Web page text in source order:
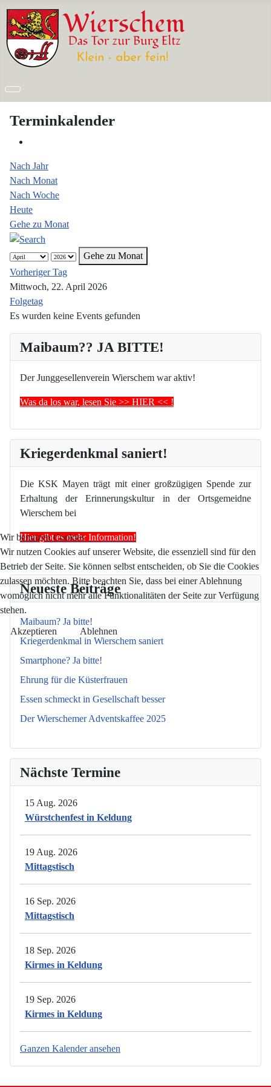
Maibaum?? JA BITTE!
Der Junggesellenverein Wierschem war aktiv!
Was da los war, lesen Sie >> HIER << !
Kriegerdenkmal saniert!
Die KSK Mayen trägt mit einer großzügigen Spende zur
Erhaltung der Erinnerungskultur in der Ortsgemeidne
Wierschem bei
Hier gibt es mehr Information!
Neueste Beiträge
Maibaum? Ja bitte!
Kriegerdenkmal in Wierschem saniert
Smartphone? Ja bitte!
Ehrung für die Küsterfrauen
Essen schmeckt in Gesellschaft besser
Der Wierschemer Adventskaffee 2025
Nächste Termine
15 Aug. 2026
Würstchenfest in Keldung
19 Aug. 2026
Mittagstisch
16 Sep. 2026
Mittagstisch
18 Sep. 2026
Kirmes in Keldung
19 Sep. 2026
Kirmes in Keldung
Ganzen Kalender ansehen
Terminkalender
Nach Jahr
Nach Monat
Nach Woche
Heute
Gehe zu Monat
Gehe zu Monat
Vorheriger Tag
Mittwoch, 22. April 2026
Folgetag
Es wurden keine Events gefunden
Wir benutzen Cookies
Wir nutzen Cookies auf unserer Website, die essenziell sind für den
Betrieb der Seite. Sie können selbst entscheiden, ob Sie die Cookies
zulassen möchten. Bitte beachten Sie, dass bei einer Ablehnung
womöglich nicht mehr alle Funktionalitäten der Seite zur Verfügung
stehen.
Akzeptieren Ablehnen